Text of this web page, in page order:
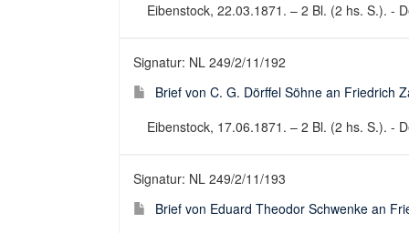
Eibenstock, 22.03.1871. – 2 Bl. (2 hs. S.). -
Signatur: NL 249/2/11/192
Brief von C. G. Dörffel Söhne an Friedrich
Eibenstock, 17.06.1871. – 2 Bl. (2 hs. S.). -
Signatur: NL 249/2/11/193
Brief von Eduard Theodor Schwenke an